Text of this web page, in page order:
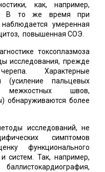
как, например,
В то же время при
умеренная
повышенная СОЭ.
токсоплазмоза
исследования, прежде
Характерные
(усиление пальцевых
межкостных швов,
обнаруживаются более
исследований, не
симптомов
функционального
систем. Так, например,